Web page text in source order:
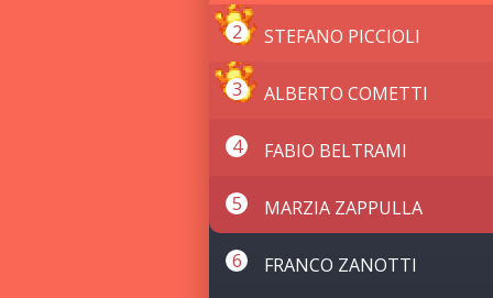
STEFANO PICCIOLI
ALBERTO COMETTI
FABIO BELTRAMI
MARZIA ZAPPULLA
FRANCO ZANOTTI